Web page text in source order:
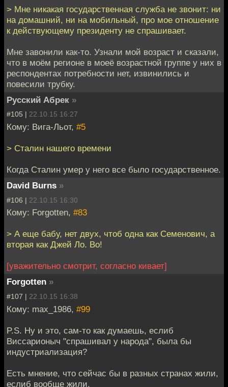
> Мне никакая государственная служба не звонит: ни
на домашний, ни на мобильный, про мое отношение
к действующему президенту не спрашивает.
Мне завонили как-то. Узнали мой возраст и сказали,
что в моём регионе в моеё возрастной группе у них в
респондентах потребности нет, извинились и
повесили трубку.
Русский Абрек »
#105 | 22.10.15 16:27
Кому: Вига-Льот, #5
> Сталин нашего времени
Когда Сталин умер у него все было государственное.
David Burns »
#106 | 22.10.15 16:30
Кому: Forgotten, #83
> А еще бабу, нет двух, чтоб одна как Семенович, а
вторая как Джей Ло. Во!
[уважительно смотрит, согласно кивает]
Forgotten »
#107 | 22.10.15 16:38
Кому: max_1986, #99
P.S. Ну и это, сам-то как думаешь, еслиб
Виссарионыч "спрашивал у народа", была бы
индустриализация?
Есть мнение, что сейчас бы в разных странах жили,
еслиб вообще жили.